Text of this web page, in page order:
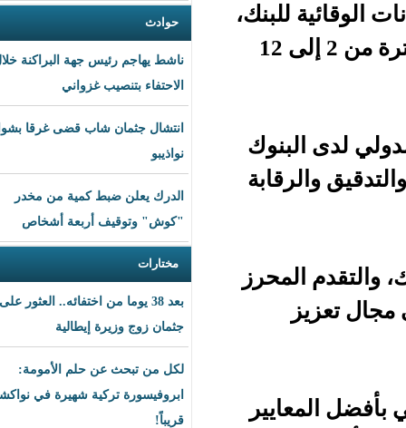
حوادث
ناشط يهاجم رئيس جهة البراكنة خلال
الاحتفاء بتنصيب غزواني
انتشال جثمان شاب قضى غرقا بشواطئ
نواذيبو
الدرك يعلن ضبط كمية من مخدر
"كوش" وتوقيف أربعة أشخاص
بعد 38 يوما من اختفائه.. العثور على
جثمان زوج وزيرة إيطالية
لكل من تبحث عن حلم الأمومة:
ابروفيسورة تركية شهيرة في نواكشوط
قريباً!
والتي تجري أعمالها في العاصمة الموريتانية خلال الفترة من 2 إلى 12